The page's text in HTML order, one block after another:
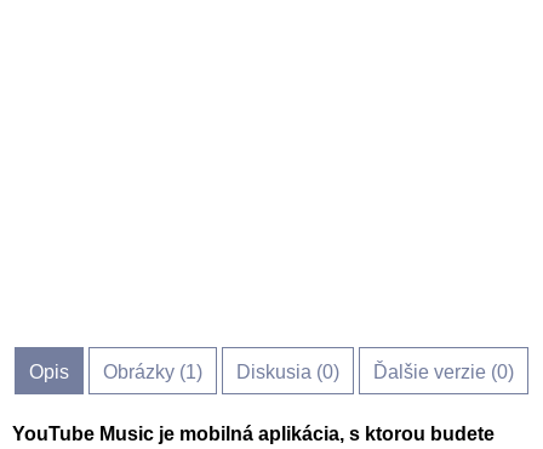
Opis Obrázky (1) Diskusia (0) Ďalšie verzie (0)
YouTube Music je mobilná aplikácia, s ktorou budete